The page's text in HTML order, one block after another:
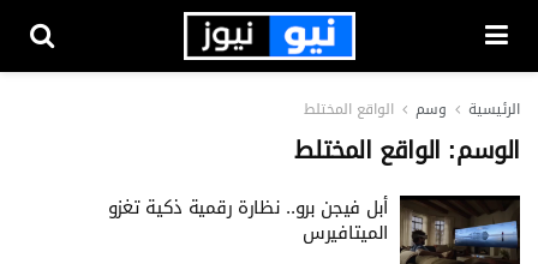
الرئيسية وسم الواقع المختلط
الوسم: الواقع المختلط
أبل فيجن برو.. نظارة رقمية ذكية تغزو
الميتافيرس